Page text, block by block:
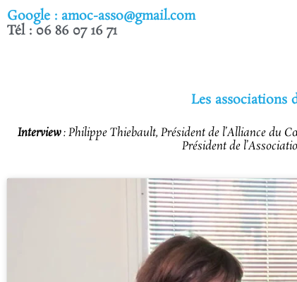
Google : amoc-asso@gmail.com
Tél : 06 86 07 16 71
Les associations
Interview: Philippe Thiebault, Président de l’Alliance du
Président de